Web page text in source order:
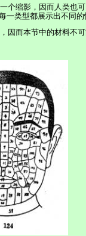
个缩影，因而人类也
一类型都展示出不同的
因而本节中的材料不